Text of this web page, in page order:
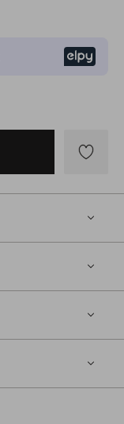
till
favoriter